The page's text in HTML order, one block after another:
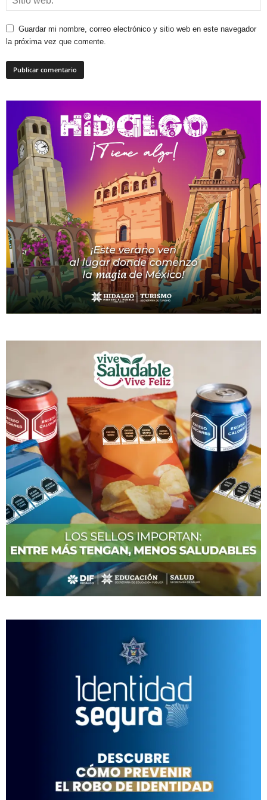
Guardar mi nombre, correo electrónico y sitio web en este navegador
la próxima vez que comente.